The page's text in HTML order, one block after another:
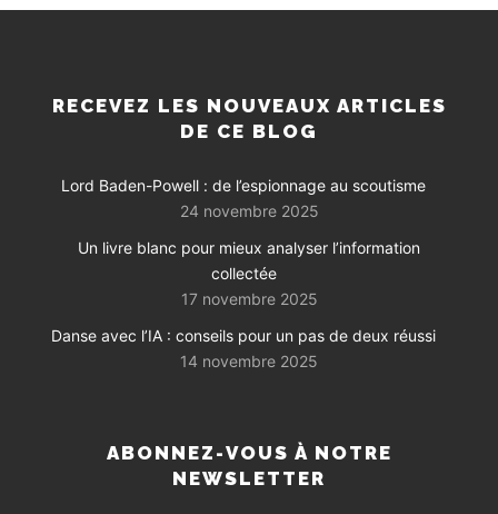
RECEVEZ LES NOUVEAUX ARTICLES
DE CE BLOG
Lord Baden-Powell : de l’espionnage au scoutisme
24 novembre 2025
Un livre blanc pour mieux analyser l’information
collectée
17 novembre 2025
Danse avec l’IA : conseils pour un pas de deux réussi
14 novembre 2025
ABONNEZ-VOUS À NOTRE
NEWSLETTER